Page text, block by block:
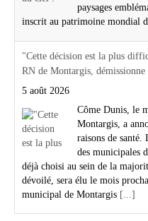
paysages
inscrit au patrimoine mondial
"Cette décision est la plus
RN de Montargis, démissionne
5 août 2026
Côme Dunis, le
Montargis, a
raisons de
des municipales
déjà choisi au sein de la
dévoilé, sera élu le mois
municipal de Montargis [...]